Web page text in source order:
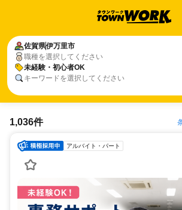
佐賀県伊万里市
職種を選択してください
未経験・初心者OK
キーワードを選択してください
佐賀県伊万里市
未経験・初心者OK
1,036件
アルバイト・パート